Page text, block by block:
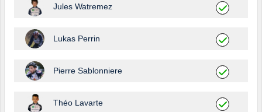
Jules Watremez
Lukas Perrin
Pierre Sablonniere
Théo Lavarte